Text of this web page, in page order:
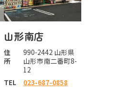
山形南店
住
所
990-2442 山形県
山形市南二番町8-
12
TEL
023-687-0858